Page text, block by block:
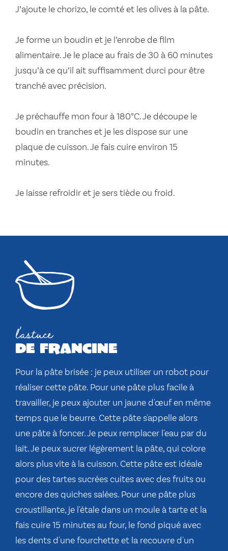
J’ajoute le chorizo, le comté et les olives à la pâte.
Je forme un boudin et je l’enrobe de film
alimentaire. Je le place au frais de 30 à 60 minutes
jusqu’à ce qu’il ait suffisamment durci pour être
tranché avec précision.
Je préchauffe mon four à 180°C. Je découpe le
boudin en tranches et je les dispose sur une
plaque de cuisson. Je fais cuire environ 15
minutes.
Je laisse refroidir et je sers tiède ou froid.
l'astuce
de francine
Pour la pâte brisée : je peux utiliser un robot pour
réaliser cette pâte. Pour une pâte plus facile à
travailler, je peux ajouter un jaune d'œuf en même
temps que le beurre. Cette pâte s'appelle alors
une pâte à foncer. Je peux remplacer l'eau par du
lait. Je peux sucrer légèrement la pâte, qui colore
alors plus vite à la cuisson. Cette pâte est idéale
pour des tartes sucrées cuites avec des fruits ou
encore des quiches salées. Pour une pâte plus
croustillante, je l'étale dans un moule à tarte et la
fais cuire 15 minutes au four, le fond piqué avec
les dents d'une fourchette et la recouvre d'un